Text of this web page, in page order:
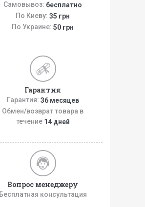
Самовывоз: бесплатно
По Киеву: 35 грн
По Украине: 50 грн
Гарантия
Гарантия: 36 месяцев
Обмен/возврат товара в
течение 14 дней
Вопрос менеджеру
Бесплатная консультация